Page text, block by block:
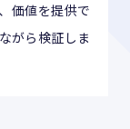
価値を提供で
がら検証しま